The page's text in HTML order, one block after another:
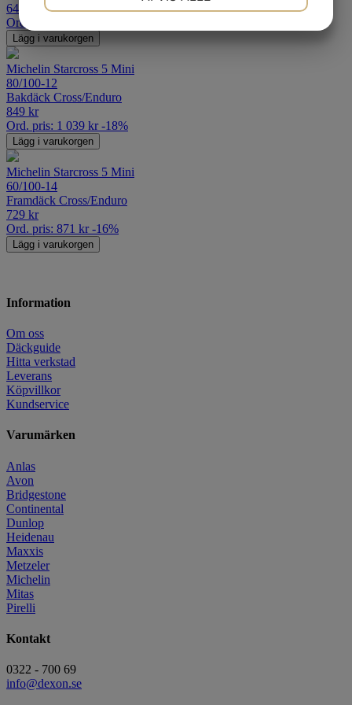
649
Ord. pris:
Lägg i varukorgen
Michelin Starcross 5 Mini
80/100-12
Bakdäck Cross/Enduro
849 kr
Ord. pris: 1 039 kr -18%
Lägg i varukorgen
Michelin Starcross 5 Mini
60/100-14
Framdäck Cross/Enduro
729 kr
Ord. pris: 871 kr -16%
Lägg i varukorgen
Information
Om oss
Däckguide
Hitta verkstad
Leverans
Köpvillkor
Kundservice
Varumärken
Anlas
Avon
Bridgestone
Continental
Dunlop
Heidenau
Maxxis
Metzeler
Michelin
Mitas
Pirelli
Kontakt
0322 - 700 69
info@dexon.se
MARKETING